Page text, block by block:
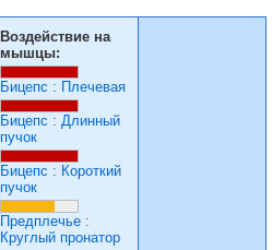
Воздействие на
мышцы:
Бицепс : Плечевая
Бицепс : Длинный
пучок
Бицепс : Короткий
пучок
Предплечье :
Круглый пронатор